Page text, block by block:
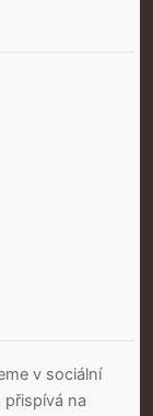
v sociální
přispívá na